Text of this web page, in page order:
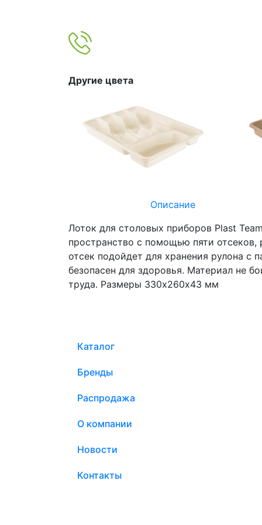
Другие цвета
Описание
Лоток для столовых приборов Plast
пространство с помощью пяти
отсек подойдет для хранения рулона с
безопасен для здоровья. Материал не
труда. Размеры 330х260х43 мм
Каталог
Бренды
Распродажа
О компании
Новости
Контакты